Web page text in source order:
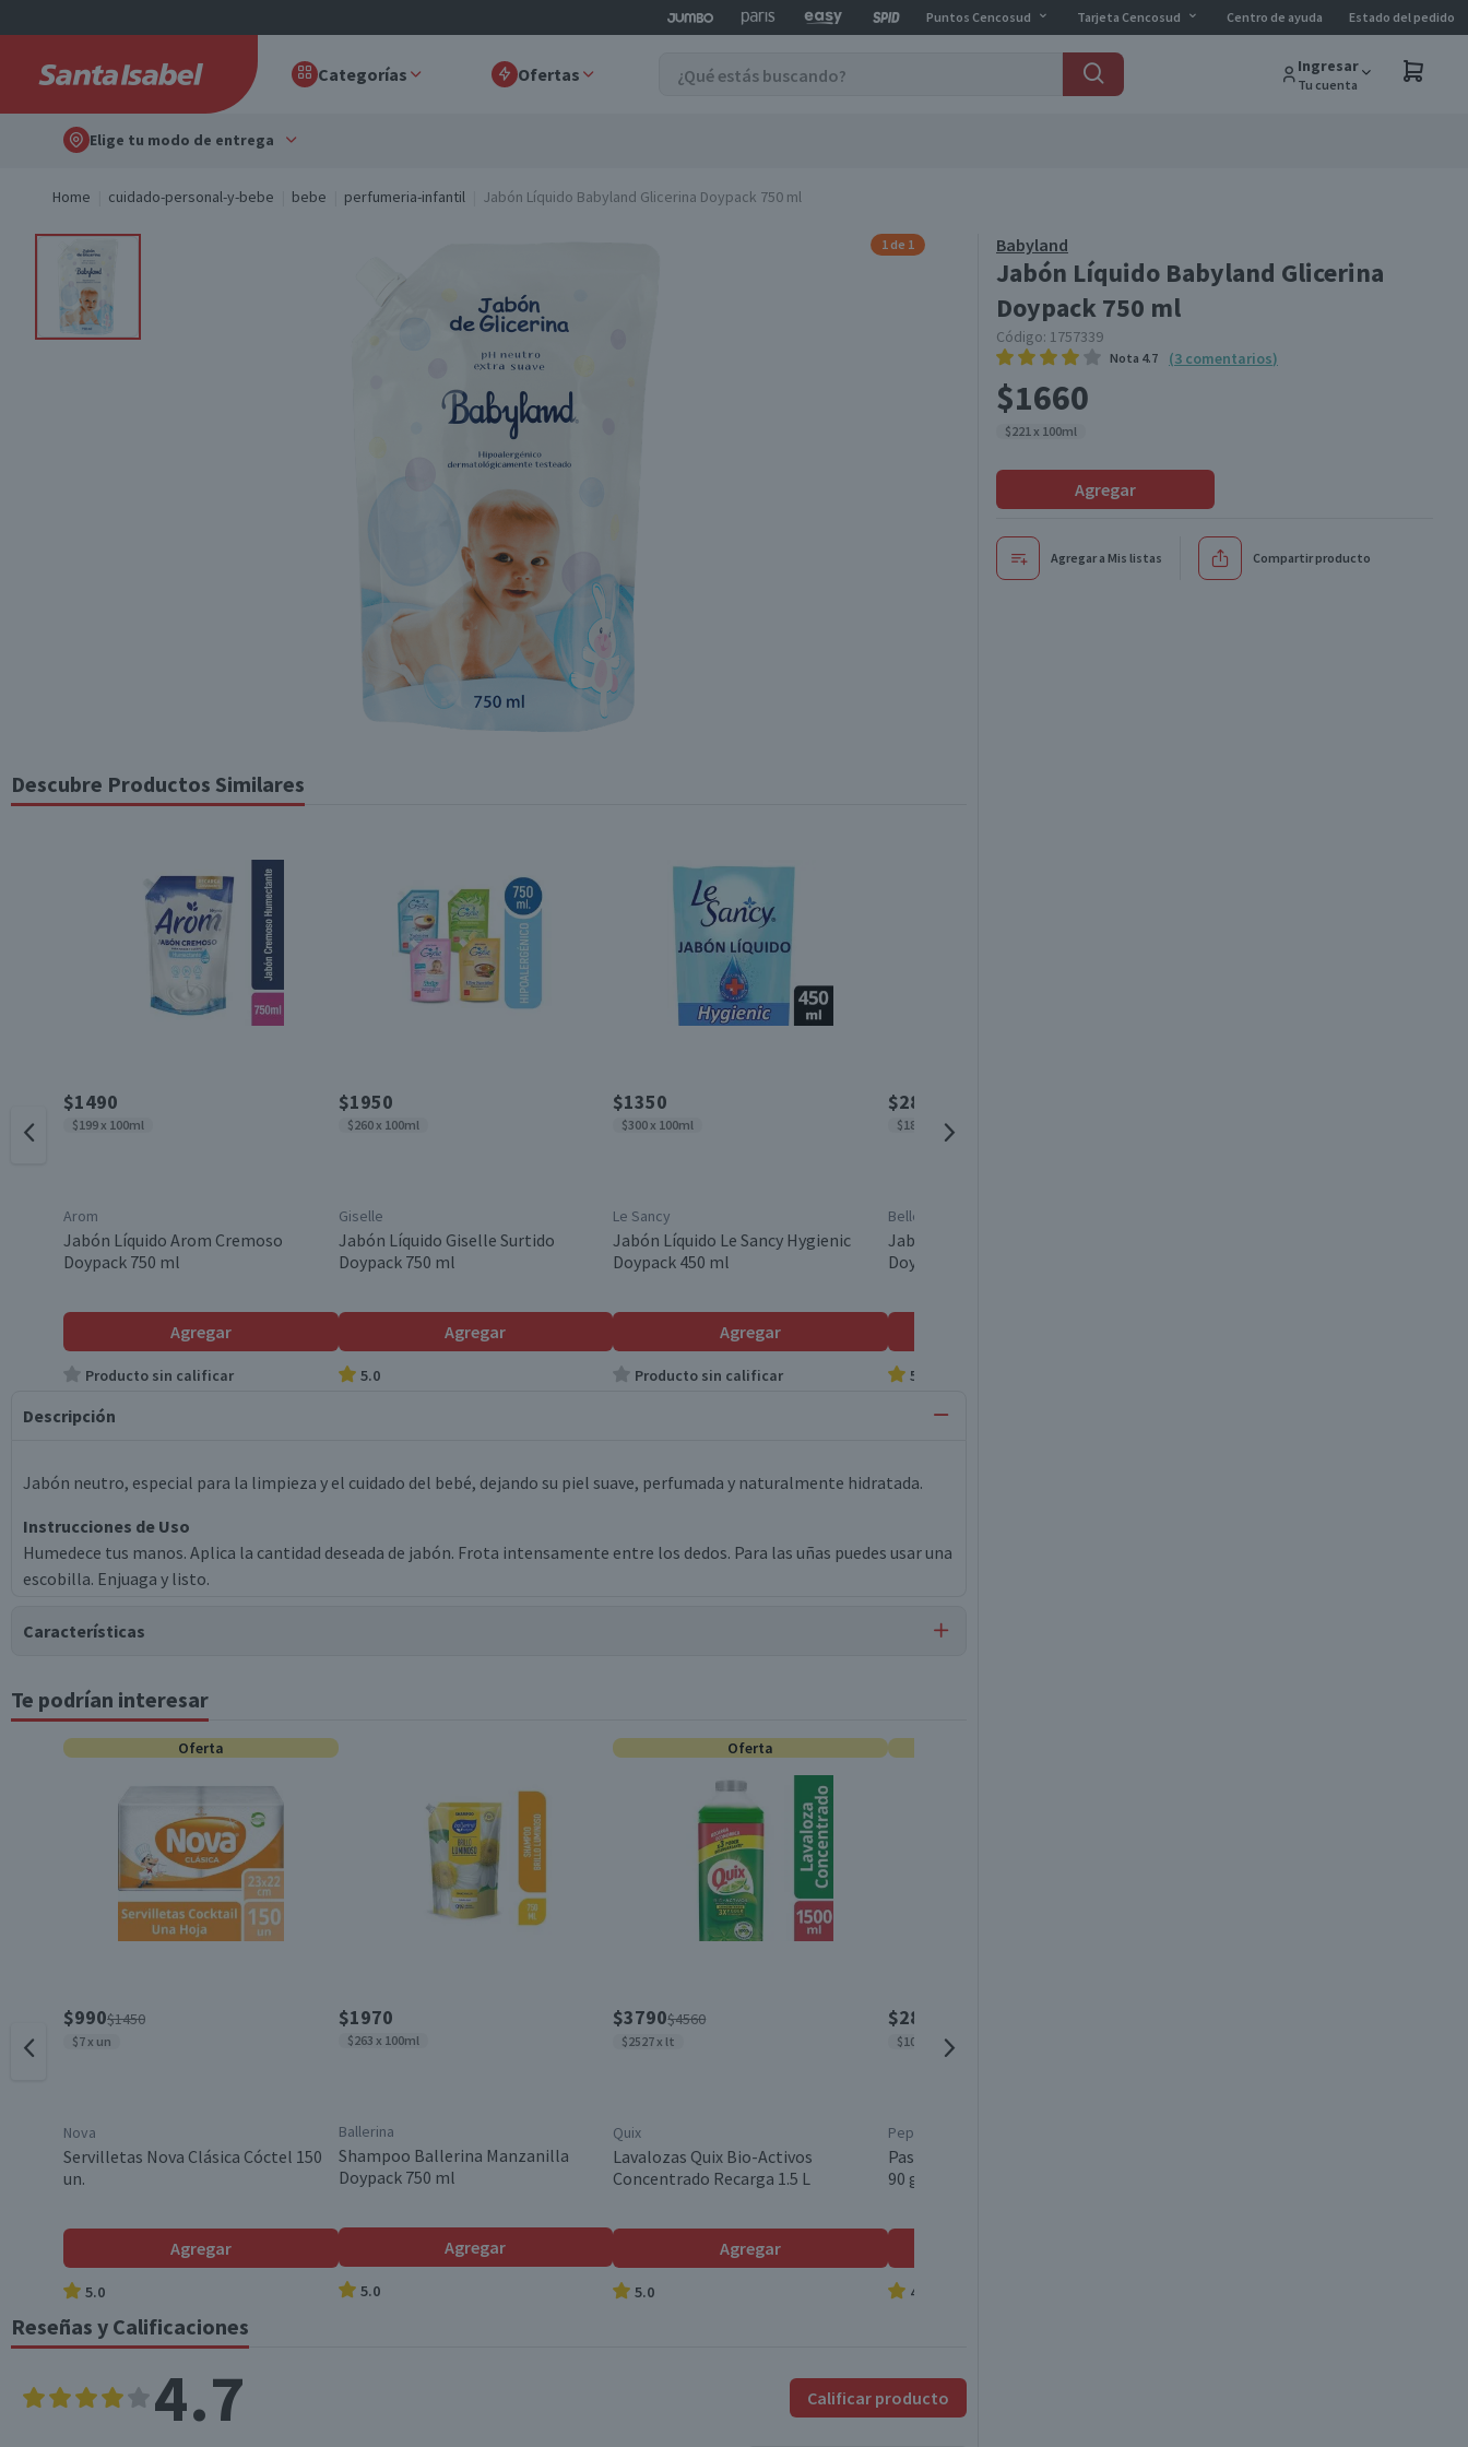
Puntos Cencosud Tarjeta Cencosud Centro de ayuda Estado del pedido
Categorías Ofertas Ingresar
Tu cuenta
Elige tu modo de entrega
Home cuidado-personal-y-bebe bebe perfumeria-infantil Jabón Líquido Babyland Glicerina Doypack 750 ml
Babyland
Jabón Líquido Babyland Glicerina
Doypack 750 ml
Código: 1757339
Nota 4.7 (3 comentarios)
$1660
$221 x 100ml
Agregar
Agregar a Mis listas Compartir producto
1 de 1
Descubre Productos Similares
$1490
$199 x 100ml
Arom
Jabón Líquido Arom Cremoso
Doypack 750 ml
Agregar
Producto sin calificar
$1950
$260 x 100ml
Giselle
Jabón Líquido Giselle Surtido
Doypack 750 ml
Agregar
5.0
$1350
$300 x 100ml
Le Sancy
Jabón Líquido Le Sancy Hygienic
Doypack 450 ml
Agregar
Producto sin calificar
$2830
$189 x 100ml
Bellekiss
Jabón Líquido Bellekiss Cremoso
Doypack 1.5 L
5.0
Descripción
Jabón neutro, especial para la limpieza y el cuidado del bebé, dejando su piel suave, perfumada y naturalmente hidratada.
Instrucciones de Uso
Humedece tus manos. Aplica la cantidad deseada de jabón. Frota intensamente entre los dedos. Para las uñas puedes usar una
escobilla. Enjuaga y listo.
Características
Tipo de Producto
Unisex
Doypack
Te podrían interesar
Oferta
$990$1450
$7 x un
Nova
Servilletas Nova Clásica Cóctel 150
un.
Agregar
5.0
$1970
$263 x 100ml
Ballerina
Shampoo Ballerina Manzanilla
Doypack 750 ml
Agregar
5.0
Oferta
$3790$4560
$2527 x lt
Quix
Lavalozas Quix Bio-Activos
Concentrado Recarga 1.5 L
Agregar
5.0
$2840
$1052 x 100g
Pepsodent
Pasta Dental Pepsodent Triple 3 un.
90 g
4.7
Reseñas y Calificaciones
4.7 Calificar producto